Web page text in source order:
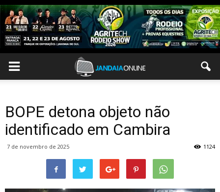
BOPE detona objeto não
identificado em Cambira
7 de novembro de 2025 1124